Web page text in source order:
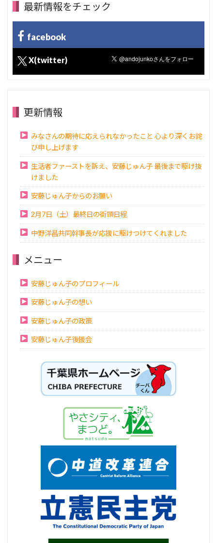
最新情報をチェック
facebook
X(twitter)
更新情報
みなさんの期待に応えられなかったこと 心より深くお詫
び申し上げます
生活者ファーストを訴え、安藤じゅん子 最後まで駆け抜
けました
安藤じゅん子からのお願い
2月7日（土）最終日の街頭日程
中野洋昌共同幹事長が応援に駆けつけてくれました
メニュー
安藤じゅん子のプロフィール
安藤じゅん子の想い
安藤じゅん子の政策
安藤じゅん子後援会